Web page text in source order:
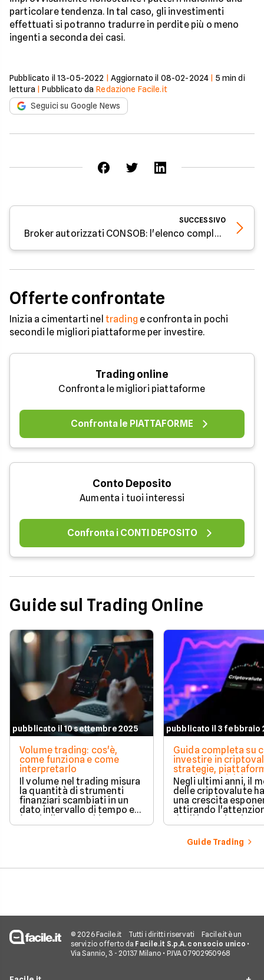
particolare tendenza. In tal caso, gli investimenti
effettuati si potranno tradurre in perdite più o meno
ingenti a seconda dei casi.
Pubblicato il 13-05-2022 Aggiornato il 08-02-2024 5 min di
lettura |Pubblicato da Redazione Facile.it
Seguici su Google News
SUCCESSIVO
Broker autorizzati CONSOB: l'elenco completo
Offerte confrontate
Inizia a cimentarti nel trading e confronta in pochi
secondi le migliori piattaforme per investire.
Trading online
Confronta le migliori piattaforme
Confronta le PIATTAFORME
Conto Deposito
Aumenta i tuoi interessi
Confronta i CONTI DEPOSITO
Guide sul Trading Online
pubblicato il 10 settembre 2025
Volume trading: cos'è,
come funziona e come
interpretarlo
Il volume nel trading misura
la quantità di strumenti
finanziari scambiati in un
dato intervallo di tempo ed
valutare la forza e
trend, individuare zone di
pubblicato il 3 febbraio
Guida completa su
investire in
strategie,
consigli per iniziare
Negli ultimi anni, il
delle criptovalute
una crescita
attirando
istituzionali.
Guide Trading
© 2026 Facile.it Tutti i diritti riservati
Facile.it è un
servizio offerto da Facile.it S.p.A. con socio unico •
Via Sannio, 3 - 20137 Milano • P.IVA 07902950968